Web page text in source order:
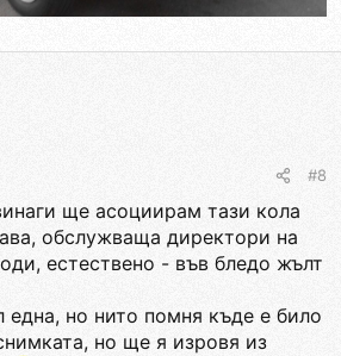
#8
ще асоциирам тази кола
обслужваща директори на
естествено - във бледо жълт
една, но нито помня къде е било
но ще я изровя из